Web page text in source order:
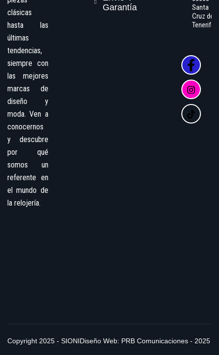
clásicas
hasta las
últimas
tendencias,
siempre con
las mejores
marcas de
diseño y
moda. Ven a
conocernos
y descubre
por qué
somos un
referente en
el mundo de
la relojería.
Garantía
Santa
Cruz de
Tenerife
Copyright 2025 - SIONIDiseño Web: PRB Comunicaciones - 2025